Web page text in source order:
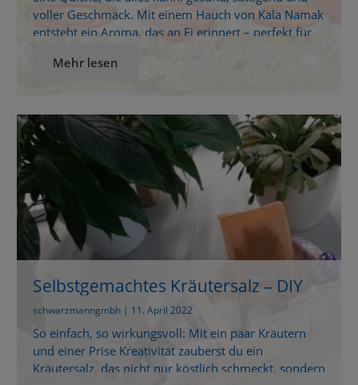
voller Geschmack. Mit einem Hauch von Kala Namak
entsteht ein Aroma, das an Ei erinnert – perfekt für
vegane Quiche mit Kala Namak so besonders ist Eine
Mehr lesen
Selbstgemachtes Kräutersalz – DIY
aus deiner Küche
schwarzmanngmbh | 11. April 2022
So einfach, so wirkungsvoll: Mit ein paar Kräutern
und einer Prise Kreativität zauberst du ein
Kräutersalz, das nicht nur köstlich schmeckt, sondern